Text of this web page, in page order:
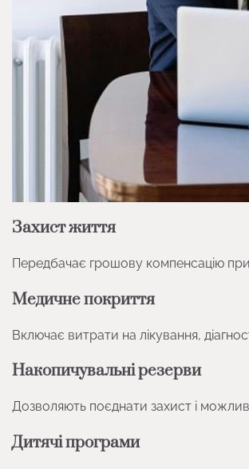
Захист життя
Передбачає грошову компенсацію при
Медичне покриття
Включає витрати на лікування,
Накопичувальні резерви
Дозволяють поєднати захист і
Дитячі програми